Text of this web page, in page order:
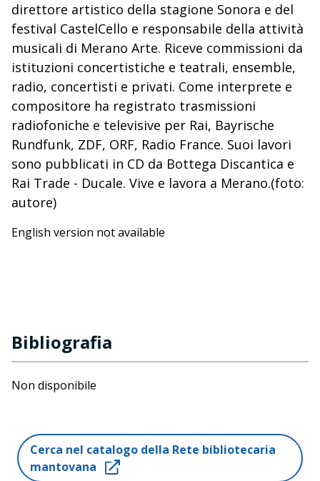
direttore artistico della stagione Sonora e del
festival CastelCello e responsabile della attività
musicali di Merano Arte. Riceve commissioni da
istituzioni concertistiche e teatrali, ensemble,
radio, concertisti e privati. Come interprete e
compositore ha registrato trasmissioni
radiofoniche e televisive per Rai, Bayrische
Rundfunk, ZDF, ORF, Radio France. Suoi lavori
sono pubblicati in CD da Bottega Discantica e
Rai Trade - Ducale. Vive e lavora a Merano.(foto:
autore)
English version not available
Bibliografia
Non disponibile
Cerca nel catalogo della Rete bibliotecaria
mantovana